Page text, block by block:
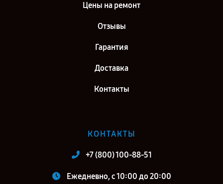
Цены на ремонт
Отзывы
Гарантия
Доставка
Контакты
КОНТАКТЫ
+7 (800) 100-88-51
Ежедневно, с 10:00 до 20:00